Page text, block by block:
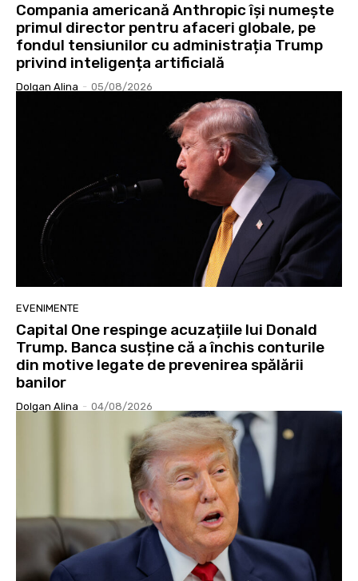
Compania americană Anthropic își numește
primul director pentru afaceri globale, pe
fondul tensiunilor cu administrația Trump
privind inteligența artificială
Dolgan Alina - 05/08/2026
EVENIMENTE
Capital One respinge acuzațiile lui Donald
Trump. Banca susține că a închis conturile
din motive legate de prevenirea spălării
banilor
Dolgan Alina - 04/08/2026